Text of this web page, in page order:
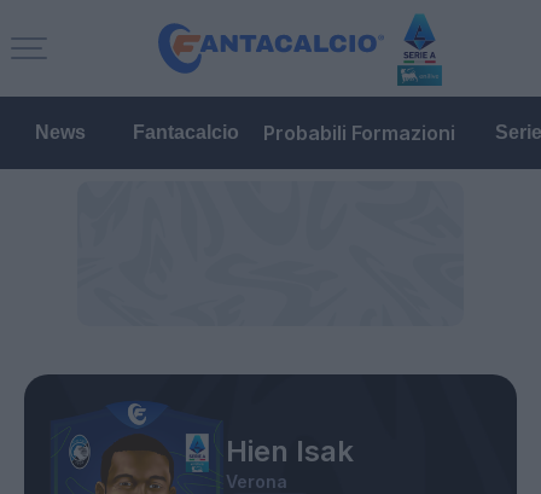
News Fantacalcio Probabili Formazioni
Hien Isak
Verona